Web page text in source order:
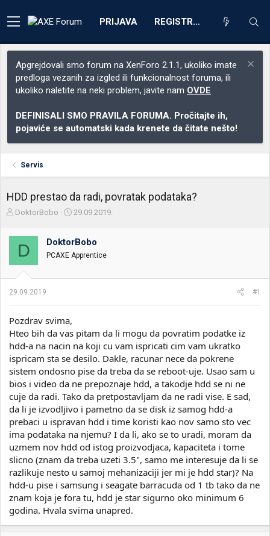
PRIJAVA REGISTRACIJA
Apgrejdovali smo forum na XenForo 2.1.1, ukoliko imate
predloga vezanih za izgled ili funkcionalnost foruma, ili
ukoliko naletite na neki problem, javite nam OVDE
DEFINISALI SMO PRAVILA FORUMA. Pročitajte ih,
pojaviće se automatski kada krenete da čitate nešto!
Servis
HDD prestao da radi, povratak podataka?
Z
n
i
k
m
e
DoktorBobo
D
u
m
o
a
n
a
29.09.2019.
D DoktorBobo
PCAXE Apprentice
29.09.2019. #1
Pozdrav svima,
Hteo bih da vas pitam da li mogu da povratim podatke iz
hdd-a na nacin na koji cu vam ispricati cim vam ukratko
ispricam sta se desilo. Dakle, racunar nece da pokrene
sistem ondosno pise da treba da se reboot-uje. Usao sam u
bios i video da ne prepoznaje hdd, a takodje hdd se ni ne
cuje da radi. Tako da pretpostavljam da ne radi vise. E sad,
da li je izvodljivo i pametno da se disk iz samog hdd-a
prebaci u ispravan hdd i time koristi kao nov samo sto vec
ima podataka na njemu? I da li, ako se to uradi, moram da
uzmem nov hdd od istog proizvodjaca, kapaciteta i tome
slicno (znam da treba uzeti 3.5", samo me interesuje da li se
razlikuje nesto u samoj mehanizaciji jer mi je hdd star)? Na
hdd-u pise i samsung i seagate barracuda od 1 tb tako da ne
znam koja je fora tu, hdd je star sigurno oko minimum 6
godina. Hvala svima unapred.